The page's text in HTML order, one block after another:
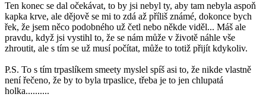
Ten konec se dal očekávat, to by jsi nebyl ty, aby tam nebyla aspoň
kapka krve, ale dějově se mi to zdá až příliš známé, dokonce bych
řek, že jsem něco podobného už četl nebo někde viděl... Máš ale
pravdu, když jsi vystihl to, že se nám může v životě náhle vše
zhroutit, ale s tím se už musí počítat, může to totiž přijít kdykoliv.
P.S. To s tím trpaslíkem smeety myslel spíš asi to, že nikde vlastně
není řečeno, že by to byla trpaslice, třeba je to jen chlupatá
holka..........